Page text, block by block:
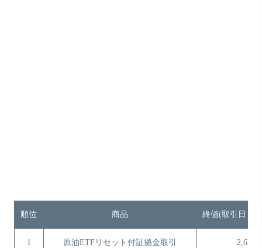
順位 商品 終値(取引日：
1 原油ETFリセット付証拠金取引 2,622